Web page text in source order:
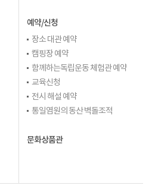
예약/신청
장소 대관 예약
캠핑장 예약
함께하는독립운동 체험관 예약
교육신청
전시 해설 예약
통일염원의 동산 벽돌조적
문화상품관